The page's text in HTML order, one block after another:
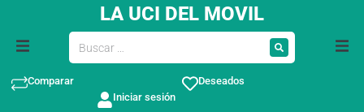
LA UCI DEL MOVIL
Comparar
Deseados
Iniciar sesión